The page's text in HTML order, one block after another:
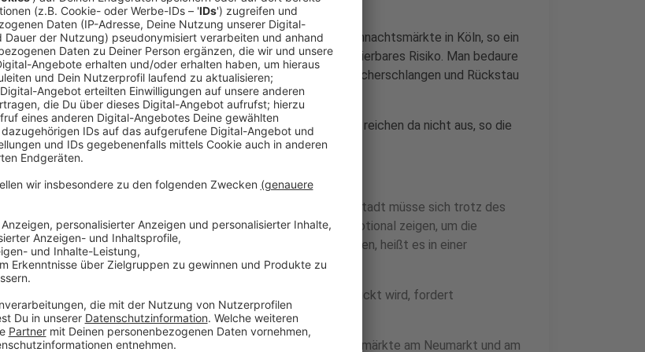
Jedes Jahr besuchten sechs Millionen Menschen die großen Weihnachtsmärkte in Köln, so ein
Sprecher des Altstadt-Marktes – das sei dieses Jahr ein unkalkulierbares Risiko. Man bedaure
das sehr, aber besonders die Situation an den Eingängen mit Besucherschlangen und Rückstau
könne man nicht verantworten.
Einbahnstraßensysteme, Maskenpflicht und Verzehr nur im Sitzen reichen da nicht aus, so die
Einschätzung.
Sorgen macht die Absage auch dem Handel der Stadt: Die Innenstadt müsse sich trotz des
Ausfalls der Märkte am Dom und am Heumarkt weihnachtlich emotional zeigen, um die
Rahmenbedingungen für die wichtigste Zeit des Jahres zu schaffen, heißt es in einer
Mitteilung des Stadtmarketings.
Wichtig ist, dass die Innenstadt trotzdem weihnachtlich geschmückt wird, fordert
der Zusammenschluss von mehr als 200 Kölner Unternehmen.
Momentan blicken alle auf die verbliebenen größeren Weihnachtsmärkte am Neumarkt und am